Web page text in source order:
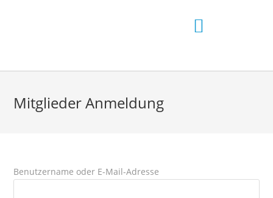
Mitglieder Anmeldung
Benutzername oder E-Mail-Adresse